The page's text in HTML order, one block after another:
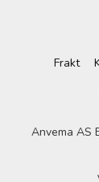
Frakt
Anvema AS